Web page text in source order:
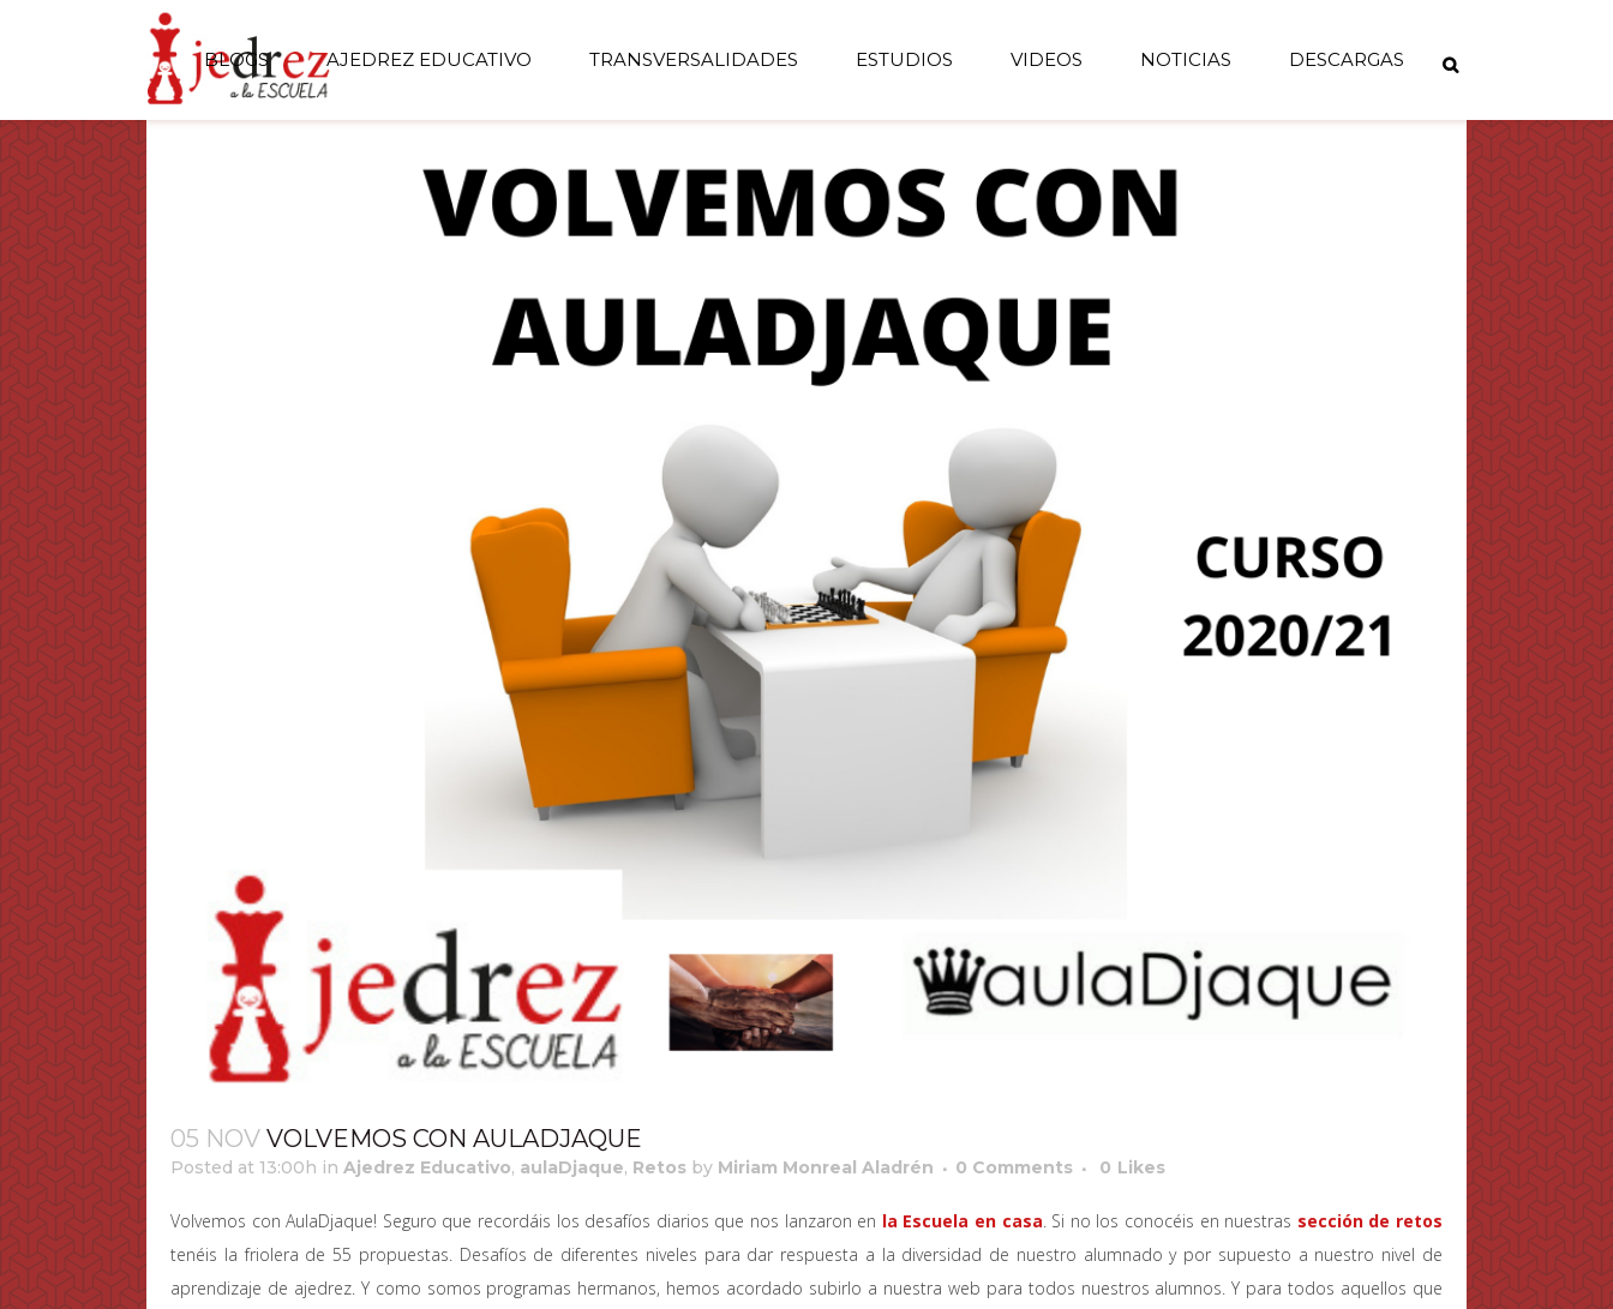
BLOGS AJEDREZ EDUCATIVO TRANSVERSALIDADES ESTUDIOS VIDEOS NOTICIAS DESCARGAS
05 NOV VOLVEMOS CON AULADJAQUE
Posted at 13:00h in Ajedrez Educativo, aulaDjaque, Retos by Miriam Monreal Aladrén 0 Comments 0 Likes
Volvemos con AulaDjaque! Seguro que recordáis los desafíos diarios que nos lanzaron en la Escuela en casa. Si no los conocéis en nuestras sección de retos
tenéis la friolera de 55 propuestas. Desafíos de diferentes niveles para dar respuesta a la diversidad de nuestro alumnado y por supuesto a nuestro nivel de
aprendizaje de ajedrez. Y como somos programas hermanos, hemos acordado subirlo a nuestra web para todos nuestros alumnos. Y para todos aquellos que